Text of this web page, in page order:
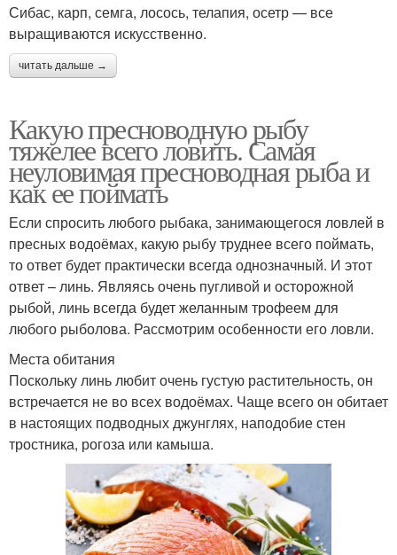
Сибас, карп, семга, лосось, телапия, осетр — все
выращиваются искусственно.
читать дальше →
Какую пресноводную рыбу
тяжелее всего ловить. Самая
неуловимая пресноводная рыба и
как ее поймать
Если спросить любого рыбака, занимающегося ловлей в
пресных водоёмах, какую рыбу труднее всего поймать,
то ответ будет практически всегда однозначный. И этот
ответ – линь. Являясь очень пугливой и осторожной
рыбой, линь всегда будет желанным трофеем для
любого рыболова. Рассмотрим особенности его ловли.
Места обитания
Поскольку линь любит очень густую растительность, он
встречается не во всех водоёмах. Чаще всего он обитает
в настоящих подводных джунглях, наподобие стен
тростника, рогоза или камыша.